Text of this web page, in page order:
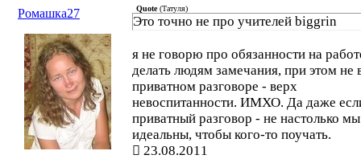
Ромашка27
Quote(Татуля)
Это точно не про учителей biggrin
я не говорю про обязанности на
делать людям замечания, при этом не
приватном разговоре - верх
невоспитанности. ИМХО. Да даже
приватный разговор - не настолько
идеальны, чтобы кого-то поучать.
23.08.2011